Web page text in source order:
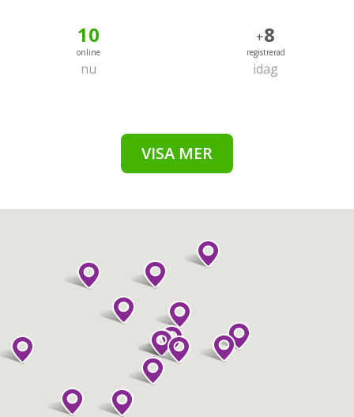
10
online
nu
+8
registrerad
idag
VISA MER